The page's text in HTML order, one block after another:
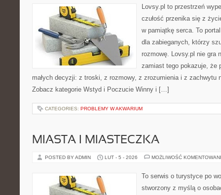
Lovsy.pl to przestrzeń
czułość przenika się z
w pamiątkę serca. To
dla zabieganych, którzy
rozmowę. Lovsy.pl nie gra
zamiast tego pokazuje, że
małych decyzji: z troski, z rozmowy, z zrozumienia i z zachwytu
Zobacz kategorie Wstyd i Poczucie Winny i […]
CATEGORIES: PROBLEMY W AKWARIUM
MIASTA I MIASTECZKA
POSTED BY ADMIN LUT - 5 - 2026 MOŻLIWOŚĆ
To serwis o turystyce po
stworzony z myślą o